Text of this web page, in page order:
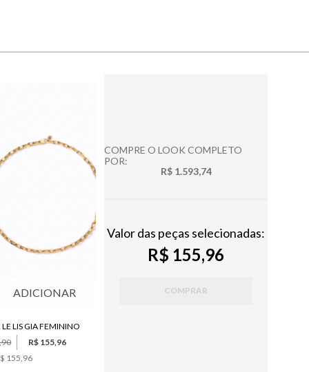
ADICIONAR
LE LIS GIA FEMININO
R$ 155,96
155,96
ADICIONAR
COMPRE O LOOK COMPLETO
POR:
R$ 1.593,74
Valor das peças selecionadas:
R$ 155,96
COMPRAR